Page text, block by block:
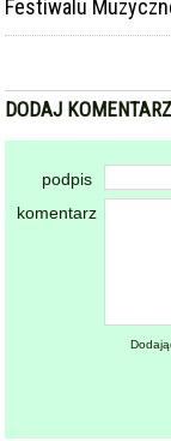
Festiwalu
DODAJ KOMENTARZ
podpis
komentarz